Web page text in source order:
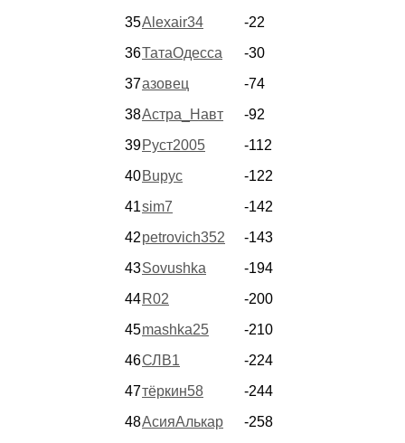
35Alexair34
-22
36ТатаОдесса
-30
37азовец
-74
38Астра_Навт
-92
39Руст2005
-112
40Bupyc
-122
41sim7
-142
42petrovich352
-143
43Sovushka
-194
44R02
-200
45mashka25
-210
46СЛВ1
-224
47тёркин58
-244
48АсияАлькар
-258